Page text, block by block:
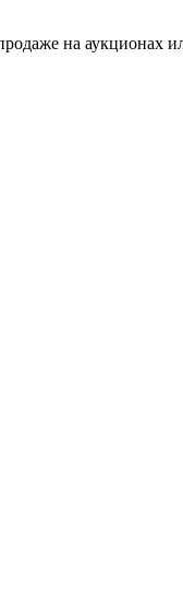
на аукционах